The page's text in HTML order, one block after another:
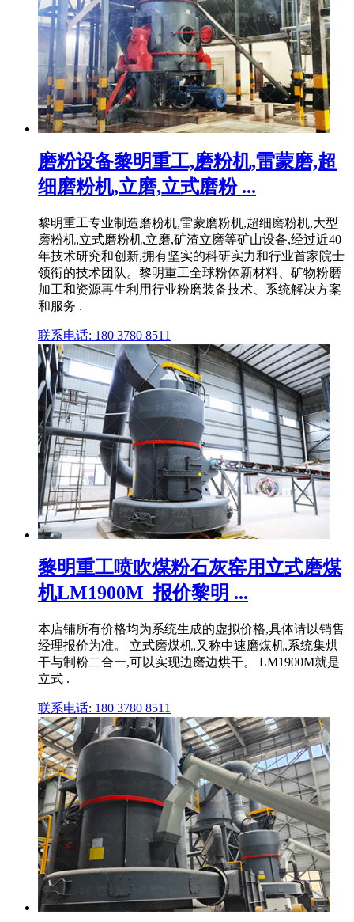
磨粉设备黎明重工,磨粉机,雷蒙磨,超
细磨粉机,立磨,立式磨粉 ...
黎明重工专业制造磨粉机,雷蒙磨粉机,超细磨粉机,大型
磨粉机,立式磨粉机,立磨,矿渣立磨等矿山设备,经过近40
年技术研究和创新,拥有坚实的科研实力和行业首家院士
领衔的技术团队。黎明重工全球粉体新材料、矿物粉磨
加工和资源再生利用行业粉磨装备技术、系统解决方案
和服务 .
联系电话: 180 3780 8511
黎明重工喷吹煤粉石灰窑用立式磨煤
机LM1900M_报价黎明 ...
本店铺所有价格均为系统生成的虚拟价格,具体请以销售
经理报价为准。 立式磨煤机,又称中速磨煤机,系统集烘
干与制粉二合一,可以实现边磨边烘干。 LM1900M就是
立式 .
联系电话: 180 3780 8511